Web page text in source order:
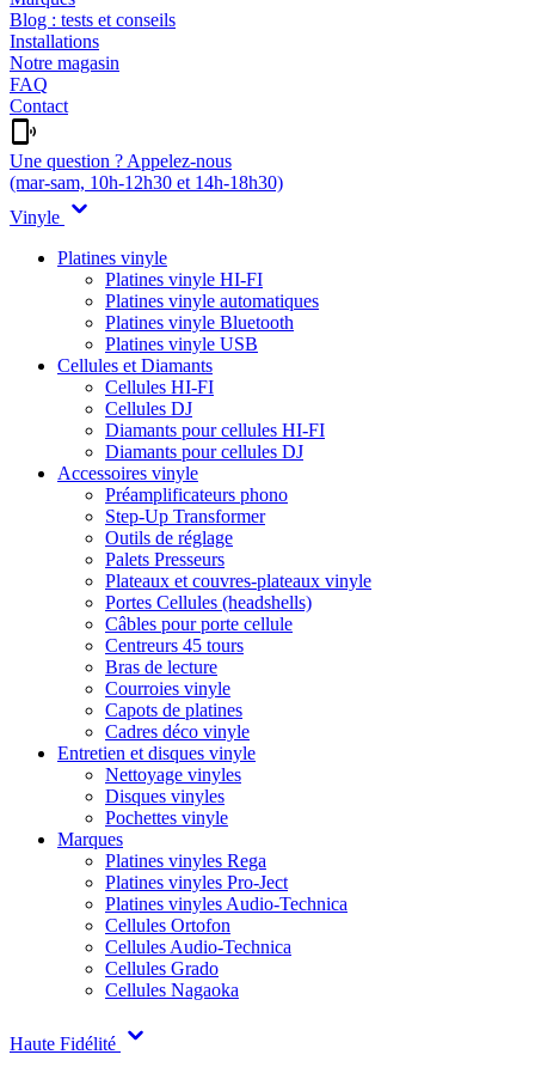
Blog : tests et conseils
Installations
Notre magasin
FAQ
Contact
Une question ? Appelez-nous
(mar-sam, 10h-12h30 et 14h-18h30)
Vinyle
Platines vinyle
Platines vinyle HI-FI
Platines vinyle automatiques
Platines vinyle Bluetooth
Platines vinyle USB
Cellules et Diamants
Cellules HI-FI
Cellules DJ
Diamants pour cellules HI-FI
Diamants pour cellules DJ
Accessoires vinyle
Préamplificateurs phono
Step-Up Transformer
Outils de réglage
Palets Presseurs
Plateaux et couvres-plateaux vinyle
Portes Cellules (headshells)
Câbles pour porte cellule
Centreurs 45 tours
Bras de lecture
Courroies vinyle
Capots de platines
Cadres déco vinyle
Entretien et disques vinyle
Nettoyage vinyles
Disques vinyles
Pochettes vinyle
Marques
Platines vinyles Rega
Platines vinyles Pro-Ject
Platines vinyles Audio-Technica
Cellules Ortofon
Cellules Audio-Technica
Cellules Grado
Cellules Nagaoka
Haute Fidélité